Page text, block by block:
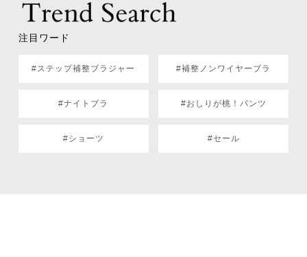
注目ワード
#ステップ補整ブラジャー #補整ノンワイヤーブラ
#ナイトブラ #おしりが桃！パンツ
#ショーツ #セール